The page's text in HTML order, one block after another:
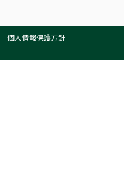
個人情報保護方針